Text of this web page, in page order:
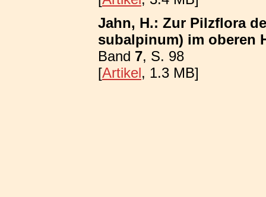
Jahn, H.: Zur Pilzflora
subalpinum) im oberen
Band 7, S. 98
[Artikel, 1.3 MB]